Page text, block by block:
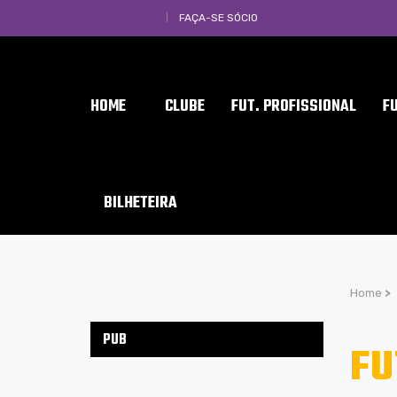
FAÇA-SE SÓCIO
HOME CLUBE FUT. PROFISSIONAL
BILHETEIRA
Home >
PUB